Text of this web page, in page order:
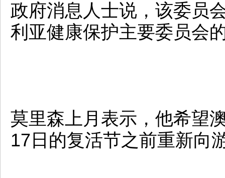
政府消息人士说，该委员
利亚健康保护主要委员会
莫里森上月表示，他希望
17日的复活节之前重新向